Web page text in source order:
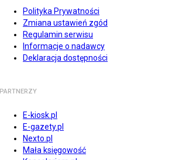
Polityka Prywatności
Zmiana ustawień zgód
Regulamin serwisu
Informacje o nadawcy
Deklaracja dostępności
PARTNERZY
E-kiosk.pl
E-gazety.pl
Nexto.pl
Mała księgowość